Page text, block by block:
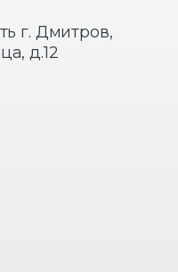
г. Дмитров,
д.12